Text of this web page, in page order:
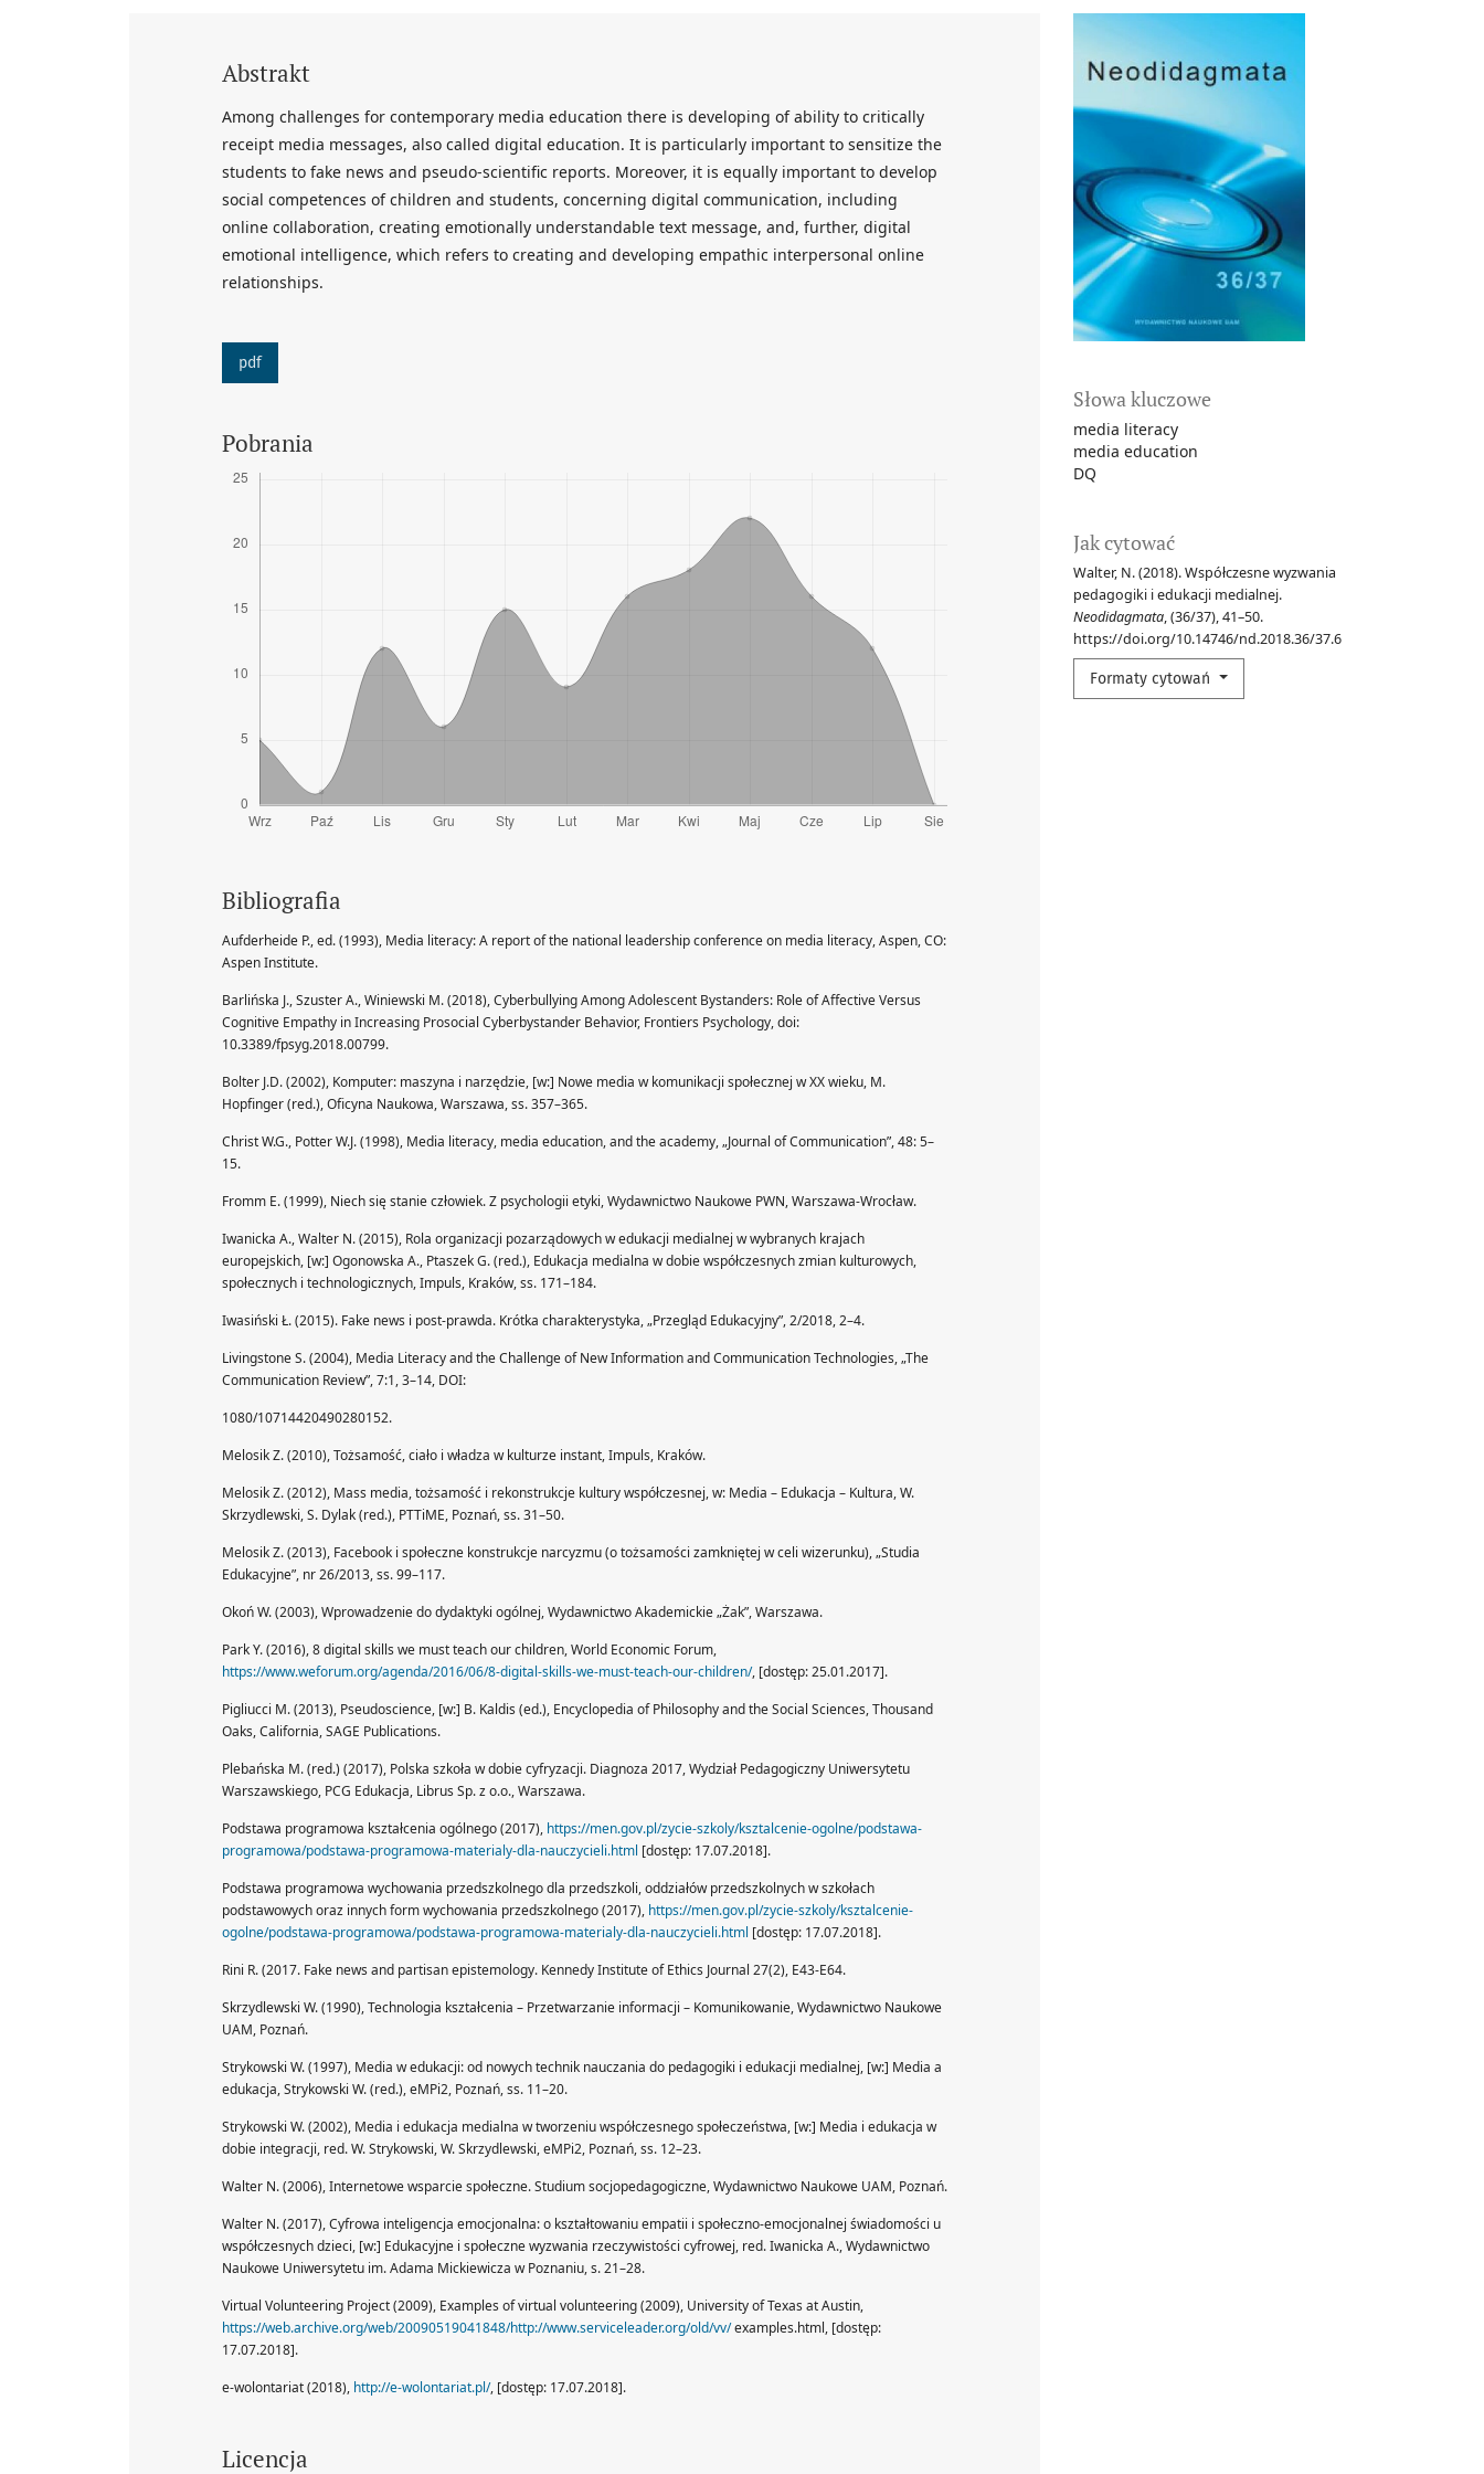
Słowa kluczowe
media literacy
media education
DQ
Jak cytować
Walter, N. (2018). Współczesne wyzwania
pedagogiki i edukacji medialnej.
Neodidagmata, (36/37), 41–50.
https://doi.org/10.14746/nd.2018.36/37.6
Formaty cytowań
Abstrakt
Among challenges for contemporary media education there is developing of ability to critically
receipt media messages, also called digital education. It is particularly important to sensitize the
students to fake news and pseudo-scientific reports. Moreover, it is equally important to develop
social competences of children and students, concerning digital communication, including
online collaboration, creating emotionally understandable text message, and, further, digital
emotional intelligence, which refers to creating and developing empathic interpersonal online
relationships.
pdf
Pobrania
Bibliografia
Aufderheide P., ed. (1993), Media literacy: A report of the national leadership conference on media literacy, Aspen, CO:
Aspen Institute.
Barlińska J., Szuster A., Winiewski M. (2018), Cyberbullying Among Adolescent Bystanders: Role of Affective Versus
Cognitive Empathy in Increasing Prosocial Cyberbystander Behavior, Frontiers Psychology, doi:
10.3389/fpsyg.2018.00799.
Bolter J.D. (2002), Komputer: maszyna i narzędzie, [w:] Nowe media w komunikacji społecznej w XX wieku, M.
Hopfinger (red.), Oficyna Naukowa, Warszawa, ss. 357–365.
Christ W.G., Potter W.J. (1998), Media literacy, media education, and the academy, „Journal of Communication”, 48: 5–
15.
Fromm E. (1999), Niech się stanie człowiek. Z psychologii etyki, Wydawnictwo Naukowe PWN, Warszawa-Wrocław.
Iwanicka A., Walter N. (2015), Rola organizacji pozarządowych w edukacji medialnej w wybranych krajach
europejskich, [w:] Ogonowska A., Ptaszek G. (red.), Edukacja medialna w dobie współczesnych zmian kulturowych,
społecznych i technologicznych, Impuls, Kraków, ss. 171–184.
Iwasiński Ł. (2015). Fake news i post-prawda. Krótka charakterystyka, „Przegląd Edukacyjny”, 2/2018, 2–4.
Livingstone S. (2004), Media Literacy and the Challenge of New Information and Communication Technologies, „The
Communication Review”, 7:1, 3–14, DOI:
1080/10714420490280152.
Melosik Z. (2010), Tożsamość, ciało i władza w kulturze instant, Impuls, Kraków.
Melosik Z. (2012), Mass media, tożsamość i rekonstrukcje kultury współczesnej, w: Media – Edukacja – Kultura, W.
Skrzydlewski, S. Dylak (red.), PTTiME, Poznań, ss. 31–50.
Melosik Z. (2013), Facebook i społeczne konstrukcje narcyzmu (o tożsamości zamkniętej w celi wizerunku), „Studia
Edukacyjne”, nr 26/2013, ss. 99–117.
Okoń W. (2003), Wprowadzenie do dydaktyki ogólnej, Wydawnictwo Akademickie „Żak”, Warszawa.
Park Y. (2016), 8 digital skills we must teach our children, World Economic Forum,
https://www.weforum.org/agenda/2016/06/8-digital-skills-we-must-teach-our-children/, [dostęp: 25.01.2017].
Pigliucci M. (2013), Pseudoscience, [w:] B. Kaldis (ed.), Encyclopedia of Philosophy and the Social Sciences, Thousand
Oaks, California, SAGE Publications.
Plebańska M. (red.) (2017), Polska szkoła w dobie cyfryzacji. Diagnoza 2017, Wydział Pedagogiczny Uniwersytetu
Warszawskiego, PCG Edukacja, Librus Sp. z o.o., Warszawa.
Podstawa programowa kształcenia ogólnego (2017), https://men.gov.pl/zycie-szkoly/ksztalcenie-ogolne/podstawa-
programowa/podstawa-programowa-materialy-dla-nauczycieli.html [dostęp: 17.07.2018].
Podstawa programowa wychowania przedszkolnego dla przedszkoli, oddziałów przedszkolnych w szkołach
podstawowych oraz innych form wychowania przedszkolnego (2017), https://men.gov.pl/zycie-szkoly/ksztalcenie-
ogolne/podstawa-programowa/podstawa-programowa-materialy-dla-nauczycieli.html [dostęp: 17.07.2018].
Rini R. (2017. Fake news and partisan epistemology. Kennedy Institute of Ethics Journal 27(2), E43-E64.
Skrzydlewski W. (1990), Technologia kształcenia – Przetwarzanie informacji – Komunikowanie, Wydawnictwo Naukowe
UAM, Poznań.
Strykowski W. (1997), Media w edukacji: od nowych technik nauczania do pedagogiki i edukacji medialnej, [w:] Media a
edukacja, Strykowski W. (red.), eMPi2, Poznań, ss. 11–20.
Strykowski W. (2002), Media i edukacja medialna w tworzeniu współczesnego społeczeństwa, [w:] Media i edukacja w
dobie integracji, red. W. Strykowski, W. Skrzydlewski, eMPi2, Poznań, ss. 12–23.
Walter N. (2006), Internetowe wsparcie społeczne. Studium socjopedagogiczne, Wydawnictwo Naukowe UAM, Poznań.
Walter N. (2017), Cyfrowa inteligencja emocjonalna: o kształtowaniu empatii i społeczno-emocjonalnej świadomości u
współczesnych dzieci, [w:] Edukacyjne i społeczne wyzwania rzeczywistości cyfrowej, red. Iwanicka A., Wydawnictwo
Naukowe Uniwersytetu im. Adama Mickiewicza w Poznaniu, s. 21–28.
Virtual Volunteering Project (2009), Examples of virtual volunteering (2009), University of Texas at Austin,
https://web.archive.org/web/20090519041848/http://www.serviceleader.org/old/vv/examples.html, [dostęp:
17.07.2018].
e-wolontariat (2018), http://e-wolontariat.pl/, [dostęp: 17.07.2018].
Licencja